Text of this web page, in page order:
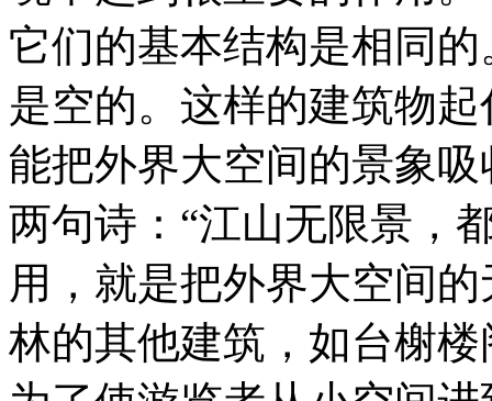
它们的基本结构是相同
是空的。这样的建筑物
能把外界大空间的景象
两句诗：“江山无限景，
用，就是把外界大空间
林的其他建筑，如台榭